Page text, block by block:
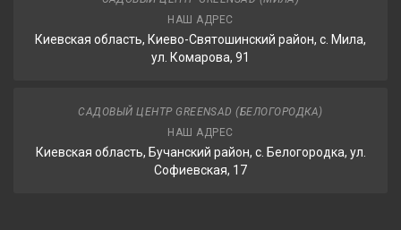
НАШ АДРЕС
Киевская область, Киево-Святошинский район, с. Мила,
ул. Комарова, 91
САДОВЫЙ ЦЕНТР GREENSAD (БЕЛОГОРОДКА)
НАШ АДРЕС
Киевская область, Бучанский район, с. Белогородка, ул.
Софиевская, 17